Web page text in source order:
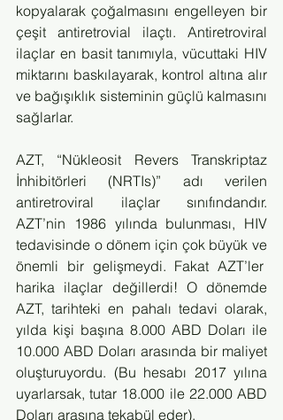
kopyalarak çoğalmasını engelleyen bir
çeşit antiretrovial ilaçtı. Antiretroviral
ilaçlar en basit tanımıyla, vücuttaki HIV
miktarını baskılayarak, kontrol altına alır
ve bağışıklık sisteminin güçlü kalmasını
sağlarlar.
AZT, “Nükleosit Revers Transkriptaz
İnhibitörleri (NRTIs)” adı verilen
antiretroviral ilaçlar sınıfındandır.
AZT’nin 1986 yılında bulunması, HIV
tedavisinde o dönem için çok büyük ve
önemli bir gelişmeydi. Fakat AZT’ler
harika ilaçlar değillerdi! O dönemde
AZT, tarihteki en pahalı tedavi olarak,
yılda kişi başına 8.000 ABD Doları ile
10.000 ABD Doları arasında bir maliyet
oluşturuyordu. (Bu hesabı 2017 yılına
uyarlarsak, tutar 18.000 ile 22.000 ABD
Doları arasına tekabül eder).